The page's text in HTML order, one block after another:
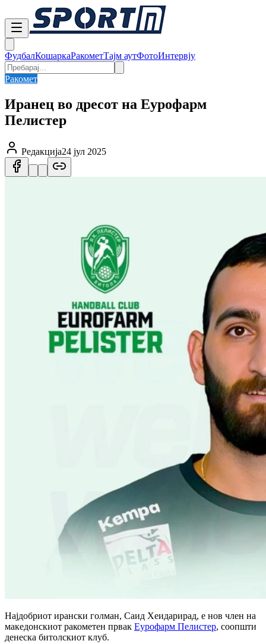
ФудбалКошаркаРакометТајм аутФотоИнтервју
Ракомет
Иранец во дресот на Еурофарм
Пелистер
Редакција24 јул 2025
Најдобриот ирански голман, Саид Хеидарирад, е нов член на
македонскиот ракометен првак Еурофарм Пелистер, соопшти
денеска битолскиот клуб.